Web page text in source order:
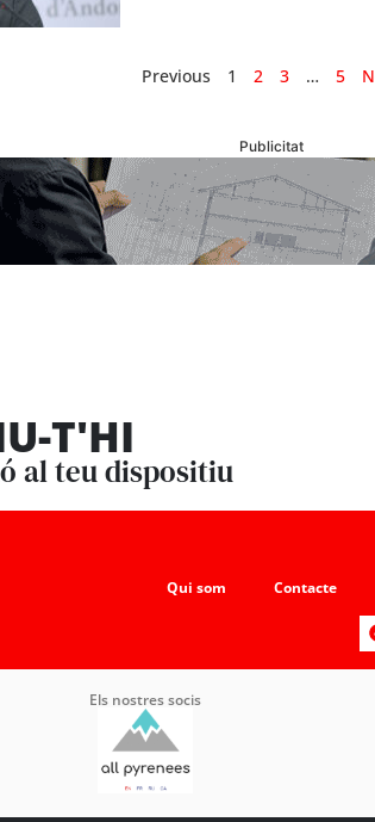
Previous 1 2 3 … 5
Publicitat
T'HI
al teu dispositiu
Qui som Contacte
Els nostres socis